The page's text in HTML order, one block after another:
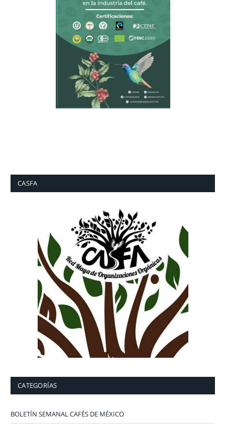
CASFA
CATEGORÍAS
BOLETÍN SEMANAL CAFÉS DE MÉXICO